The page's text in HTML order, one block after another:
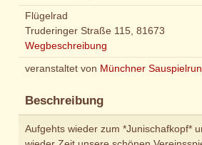
Flügelrad
Truderinger Straße 115, 81673
Wegbeschreibung
veranstaltet von Münchner
Beschreibung
Aufgehts wieder zum *Junischafkopf*